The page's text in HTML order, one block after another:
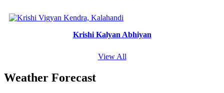
Krishi Kalyan Abhiyan
View All
Weather Forecast